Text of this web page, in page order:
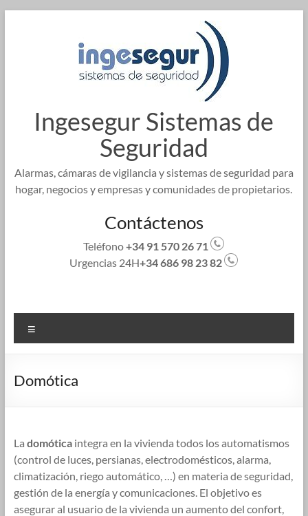
Ingesegur Sistemas de
Seguridad
Alarmas, cámaras de vigilancia y sistemas de seguridad para
hogar, negocios y empresas y comunidades de propietarios.
Contáctenos
Teléfono+34 91 570 26 71
Urgencias 24H+34 686 98 23 82
Domótica
La domóticaintegra en la vivienda todos los automatismos
(control de luces, persianas, electrodomésticos, alarma,
climatización, riego automático, …) en materia de seguridad,
gestión de la energía y comunicaciones. El objetivo es
asegurar al usuario de la vivienda un aumento del confort,